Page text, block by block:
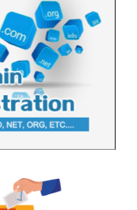
அமைந்துள்ள
விழா ...